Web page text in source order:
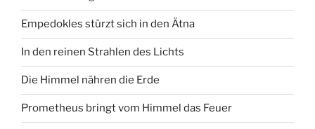
Empedokles stürzt sich in den Ätna
In den reinen Strahlen des Lichts
Die Himmel nähren die Erde
Prometheus bringt vom Himmel das Feuer